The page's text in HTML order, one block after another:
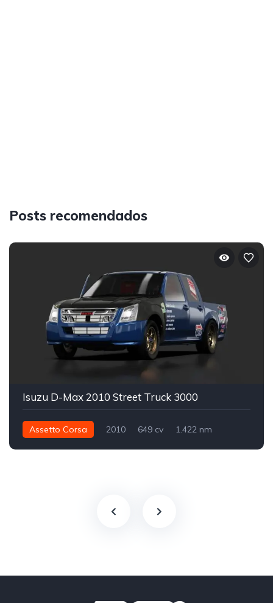
Posts recomendados
Isuzu D-Max 2010 Street Truck 3000
Assetto Corsa 2010 649 cv
1.422 nm